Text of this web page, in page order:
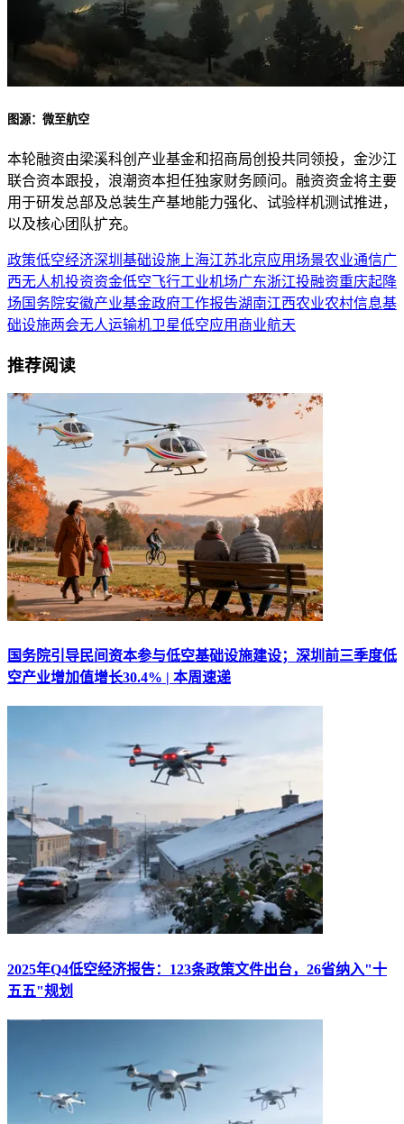
图源：微至航空
本轮融资由梁溪科创产业基金和招商局创投共同领投，金沙江
联合资本跟投，浪潮资本担任独家财务顾问。融资资金将主要
用于研发总部及总装生产基地能力强化、试验样机测试推进，
以及核心团队扩充。
政策低空经济深圳 基础设施 上海江苏北京应用场景农业通信广
西无人机投资资金低空飞行工业机场广东浙江投融资重庆起降
场 国务院安徽产业基金政府工作报告湖南江西农业农村信息基
础设施两会无人运输机卫星低空应用 商业航天
推荐阅读
国务院引导民间资本参与低空基础设施建设；深圳前三季度低
空产业增加值增长30.4% | 本周速递
2025年Q4低空经济报告：123条政策文件出台，26省纳入"十
五五"规划